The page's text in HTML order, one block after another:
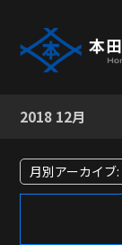
2018 12月
月別アーカイブ: